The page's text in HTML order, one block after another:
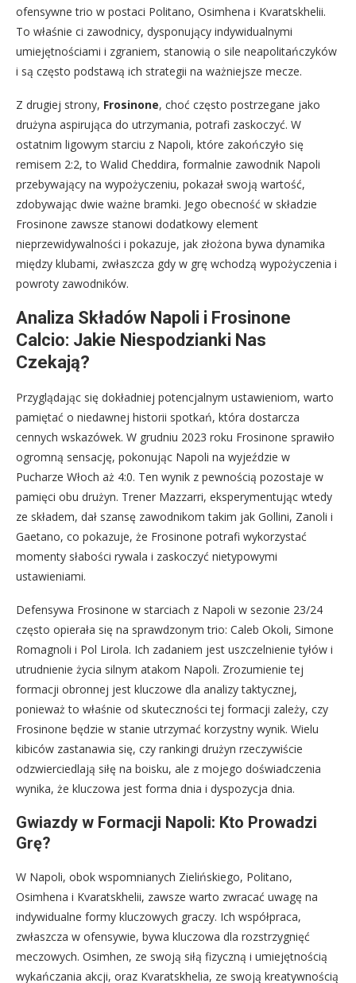
ofensywne trio w postaci Politano, Osimhena i Kvaratskhelii.
To właśnie ci zawodnicy, dysponujący indywidualnymi
umiejętnościami i zgraniem, stanowią o sile neapolitańczyków
i są często podstawą ich strategii na ważniejsze mecze.
Z drugiej strony, Frosinone, choć często postrzegane jako
drużyna aspirująca do utrzymania, potrafi zaskoczyć. W
ostatnim ligowym starciu z Napoli, które zakończyło się
remisem 2:2, to Walid Cheddira, formalnie zawodnik Napoli
przebywający na wypożyczeniu, pokazał swoją wartość,
zdobywając dwie ważne bramki. Jego obecność w składzie
Frosinone zawsze stanowi dodatkowy element
nieprzewidywalności i pokazuje, jak złożona bywa dynamika
między klubami, zwłaszcza gdy w grę wchodzą wypożyczenia i
powroty zawodników.
Analiza Składów Napoli i Frosinone
Calcio: Jakie Niespodzianki Nas
Czekają?
Przyglądając się dokładniej potencjalnym ustawieniom, warto
pamiętać o niedawnej historii spotkań, która dostarcza
cennych wskazówek. W grudniu 2023 roku Frosinone sprawiło
ogromną sensację, pokonując Napoli na wyjeździe w
Pucharze Włoch aż 4:0. Ten wynik z pewnością pozostaje w
pamięci obu drużyn. Trener Mazzarri, eksperymentując wtedy
ze składem, dał szansę zawodnikom takim jak Gollini, Zanoli i
Gaetano, co pokazuje, że Frosinone potrafi wykorzystać
momenty słabości rywala i zaskoczyć nietypowymi
ustawieniami.
Defensywa Frosinone w starciach z Napoli w sezonie 23/24
często opierała się na sprawdzonym trio: Caleb Okoli, Simone
Romagnoli i Pol Lirola. Ich zadaniem jest uszczelnienie tyłów i
utrudnienie życia silnym atakom Napoli. Zrozumienie tej
formacji obronnej jest kluczowe dla analizy taktycznej,
ponieważ to właśnie od skuteczności tej formacji zależy, czy
Frosinone będzie w stanie utrzymać korzystny wynik. Wielu
kibiców zastanawia się, czy rankingi drużyn rzeczywiście
odzwierciedlają siłę na boisku, ale z mojego doświadczenia
wynika, że kluczowa jest forma dnia i dyspozycja dnia.
Gwiazdy w Formacji Napoli: Kto Prowadzi
Grę?
W Napoli, obok wspomnianych Zielińskiego, Politano,
Osimhena i Kvaratskhelii, zawsze warto zwracać uwagę na
indywidualne formy kluczowych graczy. Ich współpraca,
zwłaszcza w ofensywie, bywa kluczowa dla rozstrzygnięć
meczowych. Osimhen, ze swoją siłą fizyczną i umiejętnością
wykańczania akcji, oraz Kvaratskhelia, ze swoją kreatywnością